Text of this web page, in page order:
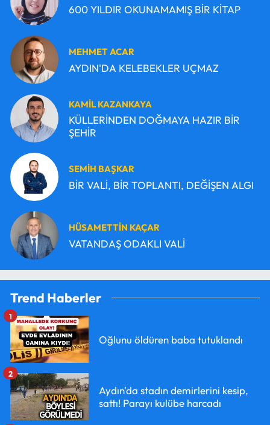
600 YILDIR OKUNAMAMIŞ BİR KİTAP
MEHMET ACAR
AYDIN'DA KELEBEKLER UÇMAZ
KAMİL KAZANKAYA
KÜLLERİNDEN DOĞMAYA HAZIR BİR
ŞEHİR
SEMİH BAŞKAR
BİR VALİ, BİR TOPLANTI, DEĞİŞEN ALGI
HÜSAMETTİN KAÇAR
VATANDAŞ ODAKLI VALİ
Trend Haberler
Oğlunu öldüren baba tutuklandı
1
Aydın'da stadın demirlerini kesip,
sattı! Parayı kulübe harcadı
2